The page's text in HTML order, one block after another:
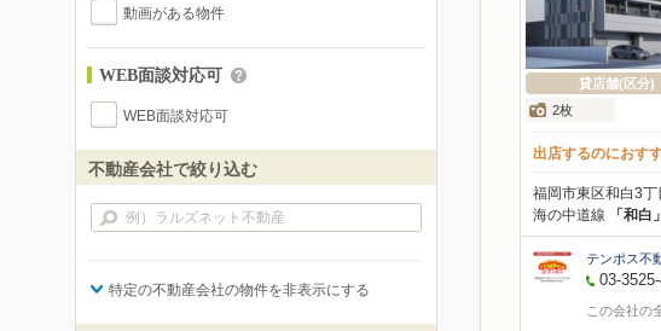
動画がある物件
WEB面談対応可
WEB面談対応可
不動産会社で絞り込む
特定の不動産会社の物件を非表示にする
貸店舗(区分)
2枚
出店するのにおす
福岡市東区和白3丁
海の中道線 「和白
テンポス不
03-
この会社の